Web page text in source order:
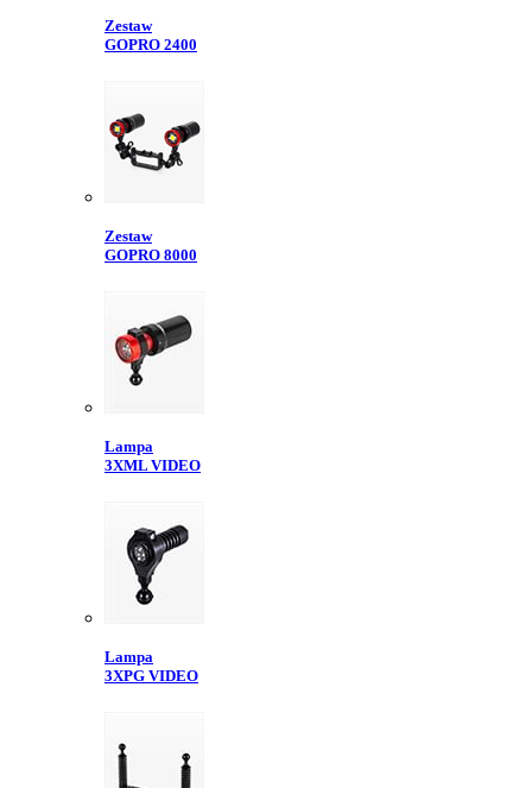
Zestaw
GOPRO 2400
Zestaw
GOPRO 8000
Lampa
3XML VIDEO
Lampa
3XPG VIDEO